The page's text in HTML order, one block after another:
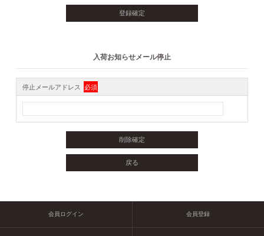
入荷お知らせメール停止
停止メールアドレス 必須
会員ログイン 会員登録